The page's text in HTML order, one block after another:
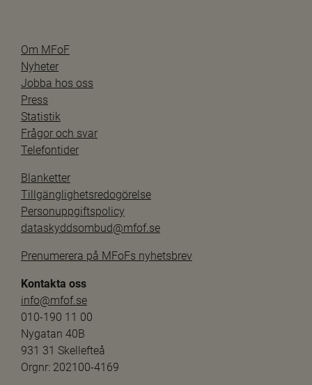
Om MFoF
Nyheter
Jobba hos oss
Press
Statistik
Frågor och svar
Telefontider
Blanketter
Tillgänglighetsredogörelse
Personuppgiftspolicy
dataskyddsombud@mfof.se
Prenumerera på MFoFs nyhetsbrev
Kontakta oss
info@mfof.se
010-190 11 00
Nygatan 40B
931 31 Skellefteå
Orgnr: 202100-4169